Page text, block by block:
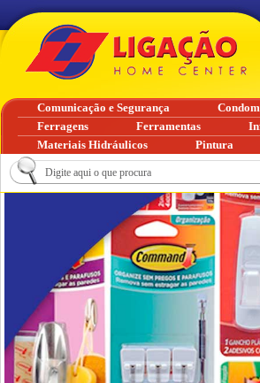
Comunicação e Segurança
Ferragens
Ferramentas
Materiais Hidráulicos
Pintura